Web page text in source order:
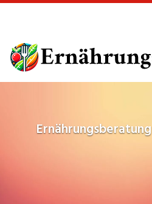
main
content
Ernährungsberatung